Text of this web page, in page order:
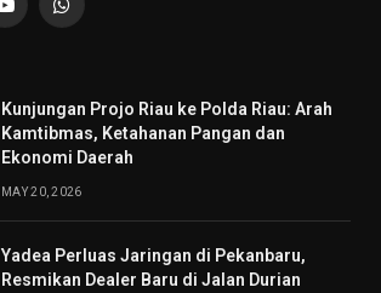
YouTubeWhatsApp
Kunjungan Projo Riau ke Polda Riau: Arah
Kamtibmas, Ketahanan Pangan dan
Ekonomi Daerah
MAY 20, 2026
Yadea Perluas Jaringan di Pekanbaru,
Resmikan Dealer Baru di Jalan Durian